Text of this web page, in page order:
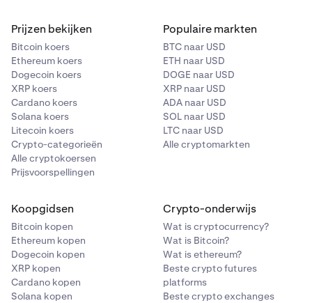
Prijzen bekijken
Bitcoin koers
Ethereum koers
Dogecoin koers
XRP koers
Cardano koers
Solana koers
Litecoin koers
Crypto-categorieën
Alle cryptokoersen
Prijsvoorspellingen
Populaire markten
BTC naar USD
ETH naar USD
DOGE naar USD
XRP naar USD
ADA naar USD
SOL naar USD
LTC naar USD
Alle cryptomarkten
Koopgidsen
Bitcoin kopen
Ethereum kopen
Dogecoin kopen
XRP kopen
Cardano kopen
Solana kopen
Crypto-onderwijs
Wat is cryptocurrency?
Wat is Bitcoin?
Wat is ethereum?
Beste crypto futures
platforms
Beste crypto exchanges